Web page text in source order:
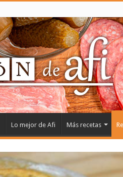
Lo mejor de Afi Más recetas